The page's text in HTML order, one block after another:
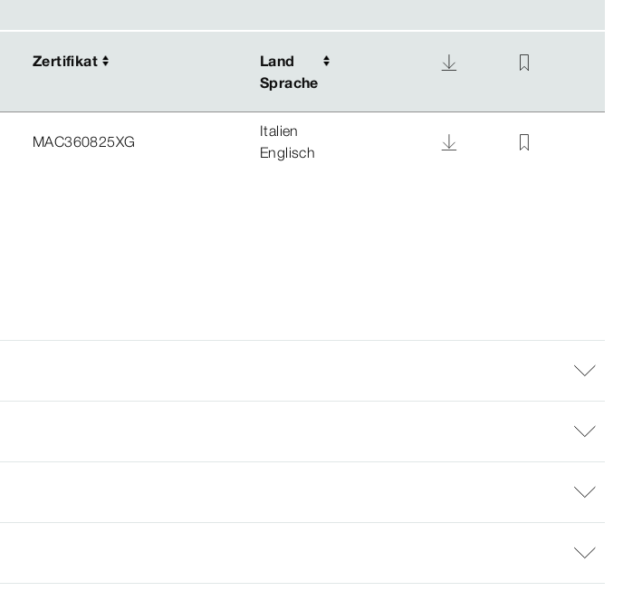
Zertifikat
Land
Sprache
Zertifikat
Land
Sprache
MAC360825XG
Italien
Englisch